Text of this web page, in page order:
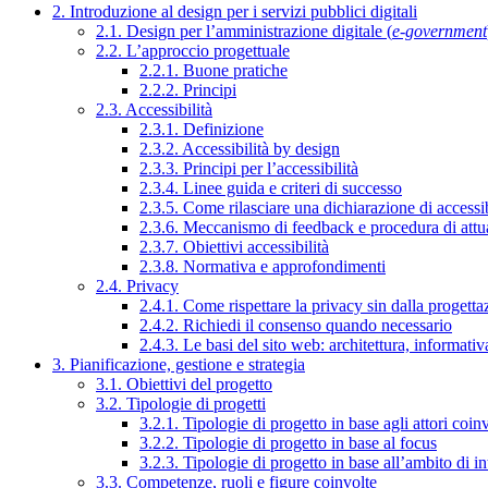
2. Introduzione al design per i servizi pubblici digitali
2.1. Design per l’amministrazione digitale (e-government
2.2. L’approccio progettuale
2.2.1. Buone pratiche
2.2.2. Principi
2.3. Accessibilità
2.3.1. Definizione
2.3.2. Accessibilità by design
2.3.3. Principi per l’accessibilità
2.3.4. Linee guida e criteri di successo
2.3.5. Come rilasciare una dichiarazione di
2.3.6. Meccanismo di feedback e procedura di
2.3.7. Obiettivi accessibilità
2.3.8. Normativa e approfondimenti
2.4. Privacy
2.4.1. Come rispettare la privacy sin dalla
2.4.2. Richiedi il consenso quando necessario
2.4.3. Le basi del sito web: architettura,
3. Pianificazione, gestione e strategia
3.1. Obiettivi del progetto
3.2. Tipologie di progetti
3.2.1. Tipologie di progetto in base agli attori
3.2.2. Tipologie di progetto in base al focus
3.2.3. Tipologie di progetto in base all’ambito di
3.3. Competenze, ruoli e figure coinvolte